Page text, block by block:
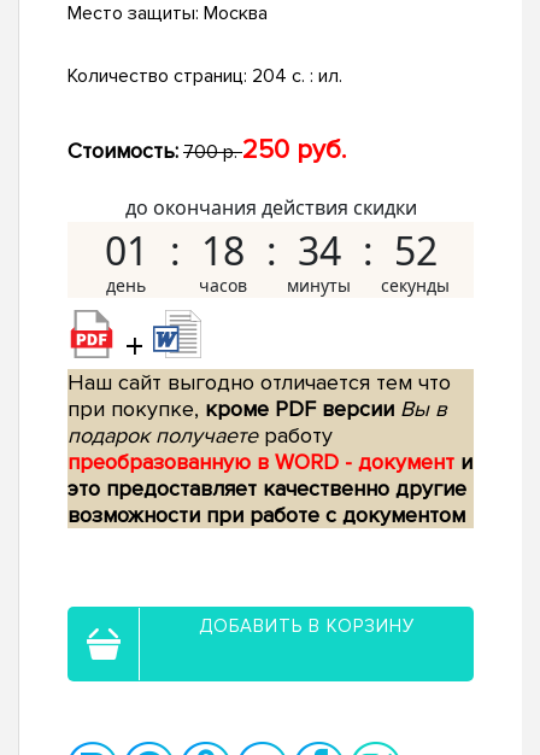
Место защиты: Москва
Количество страниц: 204 с. : ил.
Стоимость: 700 р.250 руб.
до окончания действия скидки
01 18 34 51
+
Наш сайт выгодно отличается тем что
при покупке, кроме PDF версии Вы в
подарок получаетеработу
преобразованную в WORD - документ и
это предоставляет качественно другие
возможности при работе с документом
ДОБАВИТЬ В КОРЗИНУ